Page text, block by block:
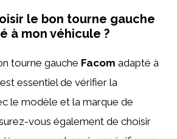
le bon tourne gauche
à mon véhicule ?
tourne gauche Facom adapté à
essentiel de vérifier la
le modèle et la marque de
vous également de choisir